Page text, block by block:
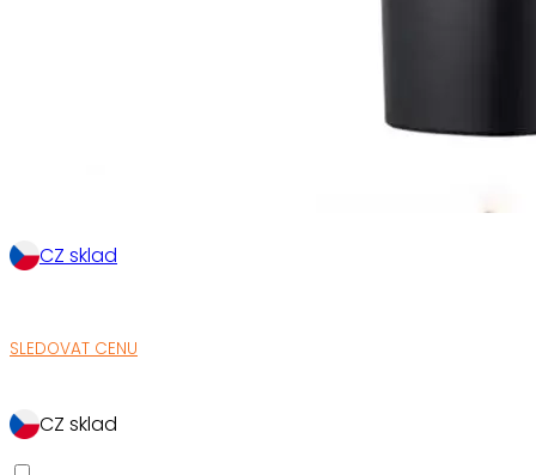
CZ sklad
SLEDOVAT CENU
CZ sklad